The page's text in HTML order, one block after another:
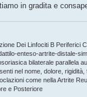
in gradita e
Dei Linfociti B Periferici
enteso-artrite-distale-
bilaterale parallela
nel nome, dolore, rigidità,
come nella Artrite
e Posteriore